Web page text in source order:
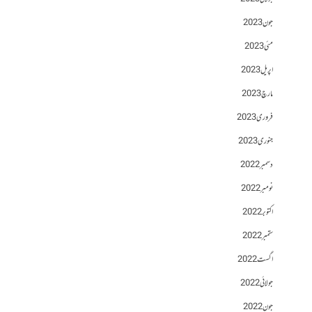
جون 2023
مئی 2023
اپریل 2023
مارچ 2023
فروری 2023
جنوری 2023
دسمبر 2022
نومبر 2022
اکتوبر 2022
ستمبر 2022
اگست 2022
جولائی 2022
جون 2022